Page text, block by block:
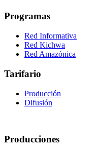
Programas
Red Informativa
Red Kichwa
Red Amazónica
Tarifario
Producción
Difusión
Producciones